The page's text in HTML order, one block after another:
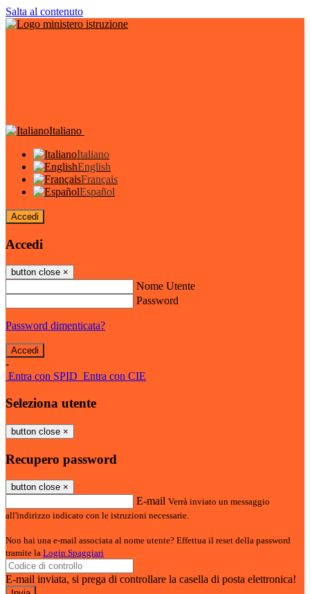
Salta al contenuto
Italiano
Italiano
English
Français
Español
Accedi
Accedi
button close ×
Nome Utente
Password
Password dimenticata?
-
Entra con SPID Entra con CIE
Seleziona utente
button close ×
Recupero password
button close ×
E-mail Verrà inviato un messaggio
all'indirizzo indicato con le istruzioni necessarie.
Non hai una e-mail associata al nome utente? Effettua il reset della password
tramite la Login Spaggiari
E-mail inviata, si prega di controllare la casella di posta elettronica!